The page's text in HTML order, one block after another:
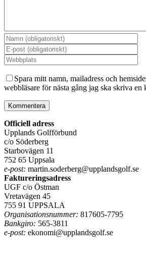
Spara mitt namn, mailadress och
webbläsare för nästa gång jag ska skriva en
Officiell adress
Upplands Golfförbund
c/o Söderberg
Starbovägen 11
752 65 Uppsala
e-post: martin.soderberg@upplandsgolf.se
Faktureringsadress
UGF c/o Östman
Vretavägen 45
755 91 UPPSALA
Organisationsnummer: 817605-7795
Bankgiro: 565-3811
e-post: ekonomi@upplandsgolf.se